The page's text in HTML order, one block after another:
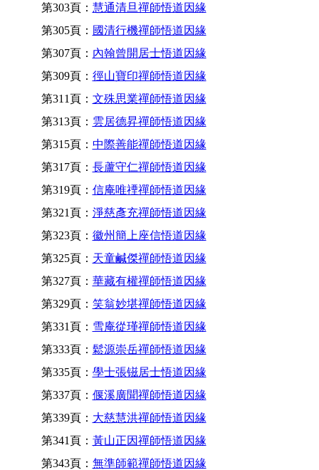
第303頁： 慧通清旦禪師悟道因緣
第305頁： 國清行機禪師悟道因緣
第307頁： 內翰曾開居士悟道因緣
第309頁： 徑山寶印禪師悟道因緣
第311頁： 文殊思業禪師悟道因緣
第313頁： 雲居德昇禪師悟道因緣
第315頁： 中際善能禪師悟道因緣
第317頁： 長蘆守仁禪師悟道因緣
第319頁： 信庵唯禋禪師悟道因緣
第321頁： 淨慈彥充禪師悟道因緣
第323頁： 徽州簡上座信悟道因緣
第325頁： 天童鹹傑禪師悟道因緣
第327頁： 華藏有權禪師悟道因緣
第329頁： 笑翁妙堪禪師悟道因緣
第331頁： 雪庵從瑾禪師悟道因緣
第333頁： 鬆源崇岳禪師悟道因緣
第335頁： 學士張镃居士悟道因緣
第337頁： 偃溪廣聞禪師悟道因緣
第339頁： 大慈慧洪禪師悟道因緣
第341頁： 黃山正因禪師悟道因緣
第343頁： 無準師範禪師悟道因緣